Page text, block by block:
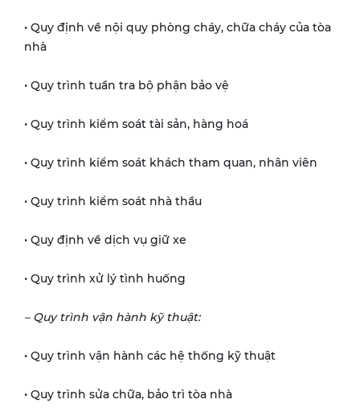
• Quy định về nội quy phòng cháy, chữa cháy của tòa
nhà
• Quy trình tuần tra bộ phận bảo vệ
• Quy trình kiểm soát tài sản, hàng hoá
• Quy trình kiểm soát khách tham quan, nhân viên
• Quy trình kiểm soát nhà thầu
• Quy định về dịch vụ giữ xe
• Quy trình xử lý tình huống
– Quy trình vận hành kỹ thuật:
• Quy trình vận hành các hệ thống kỹ thuật
• Quy trình sửa chữa, bảo trì tòa nhà